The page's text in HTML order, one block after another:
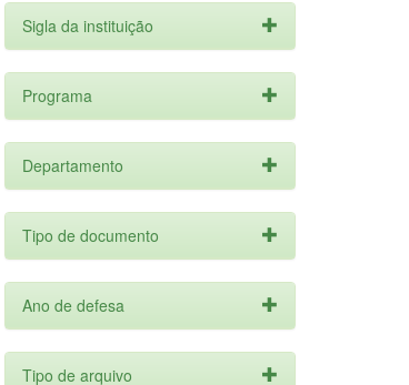
Sigla da instituição
Programa
Departamento
Tipo de documento
Ano de defesa
Tipo de arquivo